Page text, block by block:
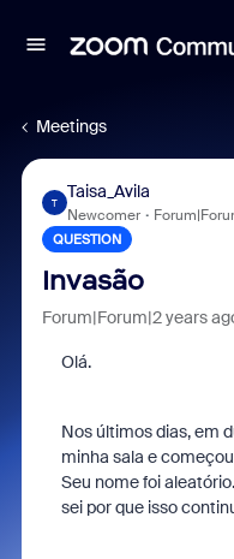
Meetings
T
Taisa_Avila
Newcomer
QUESTION
Invasão
Forum|Forum|2 years
Olá.
Nos últimos dias, em
minha sala e
Seu nome foi aleatório.
sei por que isso